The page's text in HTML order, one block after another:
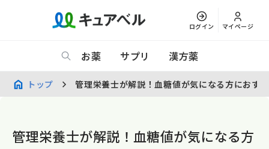
ログイン マイページ
お薬 サプリ 漢方薬
トップ 管理栄養士が解説！血糖値が気になる方におす
管理栄養士が解説！血糖値が気になる方